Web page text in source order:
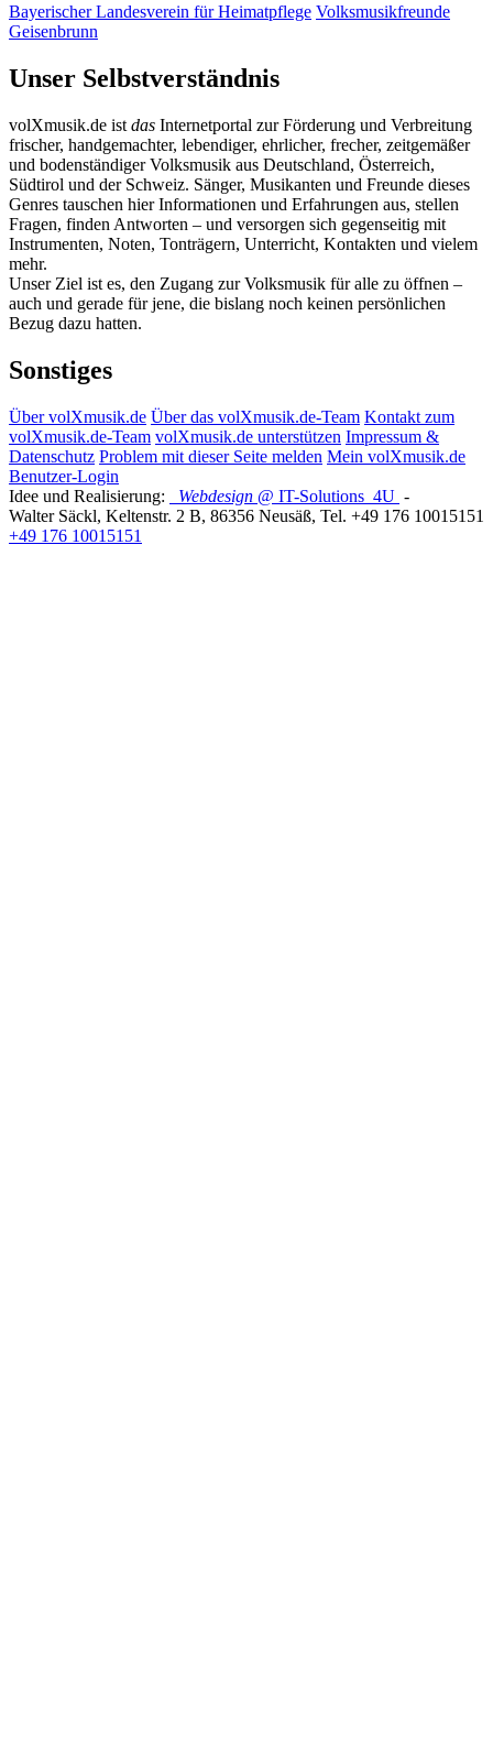
Bayerischer Landesverein für Heimatpflege Volksmusikfreunde
Geisenbrunn
Unser Selbstverständnis
volXmusik.de ist das Internetportal zur Förderung und Verbreitung
frischer, handgemachter, lebendiger, ehrlicher, frecher, zeitgemäßer
und bodenständiger Volksmusik aus Deutschland, Österreich,
Südtirol und der Schweiz. Sänger, Musikanten und Freunde dieses
Genres tauschen hier Informationen und Erfahrungen aus, stellen
Fragen, finden Antworten – und versorgen sich gegenseitig mit
Instrumenten, Noten, Tonträgern, Unterricht, Kontakten und vielem
mehr.
Unser Ziel ist es, den Zugang zur Volksmusik für alle zu öffnen –
auch und gerade für jene, die bislang noch keinen persönlichen
Bezug dazu hatten.
Sonstiges
Über volXmusik.de Über das volXmusik.de-Team Kontakt zum
volXmusik.de-Team volXmusik.de unterstützen Impressum &
Datenschutz Problem mit dieser Seite melden Mein volXmusik.de
Benutzer-Login
Idee und Realisierung:
Webdesign @ IT-Solutions 4U -
Walter Säckl, Keltenstr. 2 B, 86356 Neusäß, Tel. +49 176 10015151
+49 176 10015151